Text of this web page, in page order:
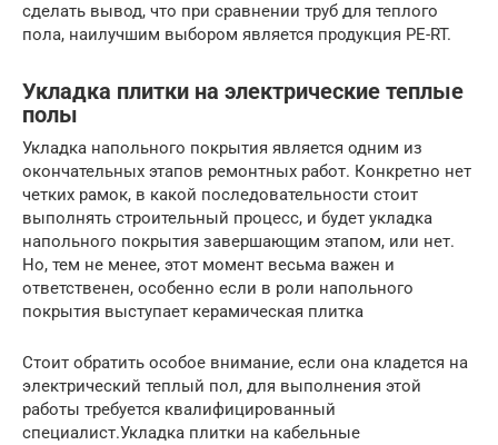
сделать вывод, что при сравнении труб для теплого
пола, наилучшим выбором является продукция PE-RT.
Укладка плитки на электрические теплые
полы
Укладка напольного покрытия является одним из
окончательных этапов ремонтных работ. Конкретно нет
четких рамок, в какой последовательности стоит
выполнять строительный процесс, и будет укладка
напольного покрытия завершающим этапом, или нет.
Но, тем не менее, этот момент весьма важен и
ответственен, особенно если в роли напольного
покрытия выступает керамическая плитка
Стоит обратить особое внимание, если она кладется на
электрический теплый пол, для выполнения этой
работы требуется квалифицированный
специалист.Укладка плитки на кабельные